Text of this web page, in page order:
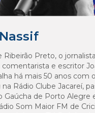
Ribeirão Preto, o jornalista
comentarista e escritor
há mais 50 anos com
Rádio Clube Jacareí,
Gaúcha de Porto Alegre
Som Maior FM de